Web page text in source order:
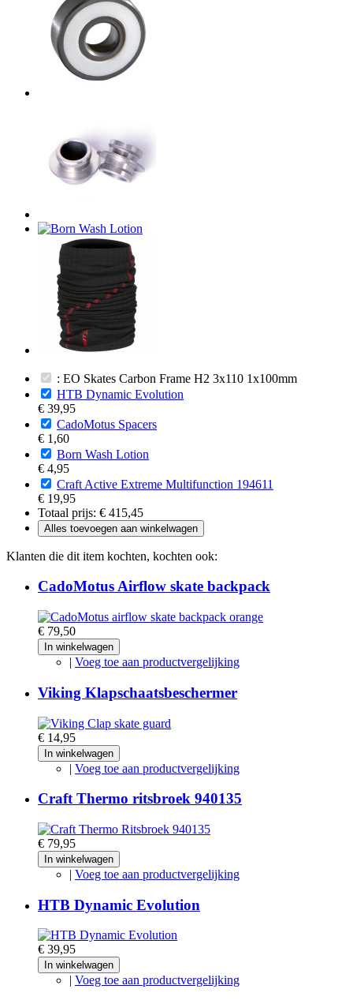
: EO Skates Carbon Frame H2 3x110 1x100mm
HTB Dynamic Evolution
€ 39,95
CadoMotus Spacers
€ 1,60
Born Wash Lotion
€ 4,95
Craft Active Extreme Multifunction 194611
€ 19,95
Totaal prijs: € 415,45
Alles toevoegen aan winkelwagen
Klanten die dit item kochten, kochten ook:
CadoMotus Airflow skate backpack
€ 79,50
In winkelwagen
| Voeg toe aan productvergelijking
Viking Klapschaatsbeschermer
€ 14,95
In winkelwagen
| Voeg toe aan productvergelijking
Craft Thermo ritsbroek 940135
€ 79,95
In winkelwagen
| Voeg toe aan productvergelijking
HTB Dynamic Evolution
€ 39,95
In winkelwagen
| Voeg toe aan productvergelijking